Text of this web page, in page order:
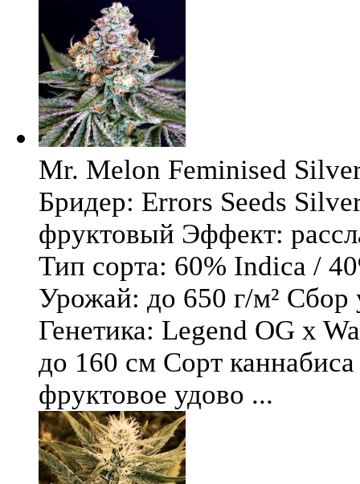
Mr. Melon Feminised
Бридер: Errors Seeds
фруктовый Эффект:
Тип сорта: 60% Indica /
Урожай: до 650 г/м² Сбор
Генетика: Legend OG x
до 160 см Сорт
фруктовое удово ...